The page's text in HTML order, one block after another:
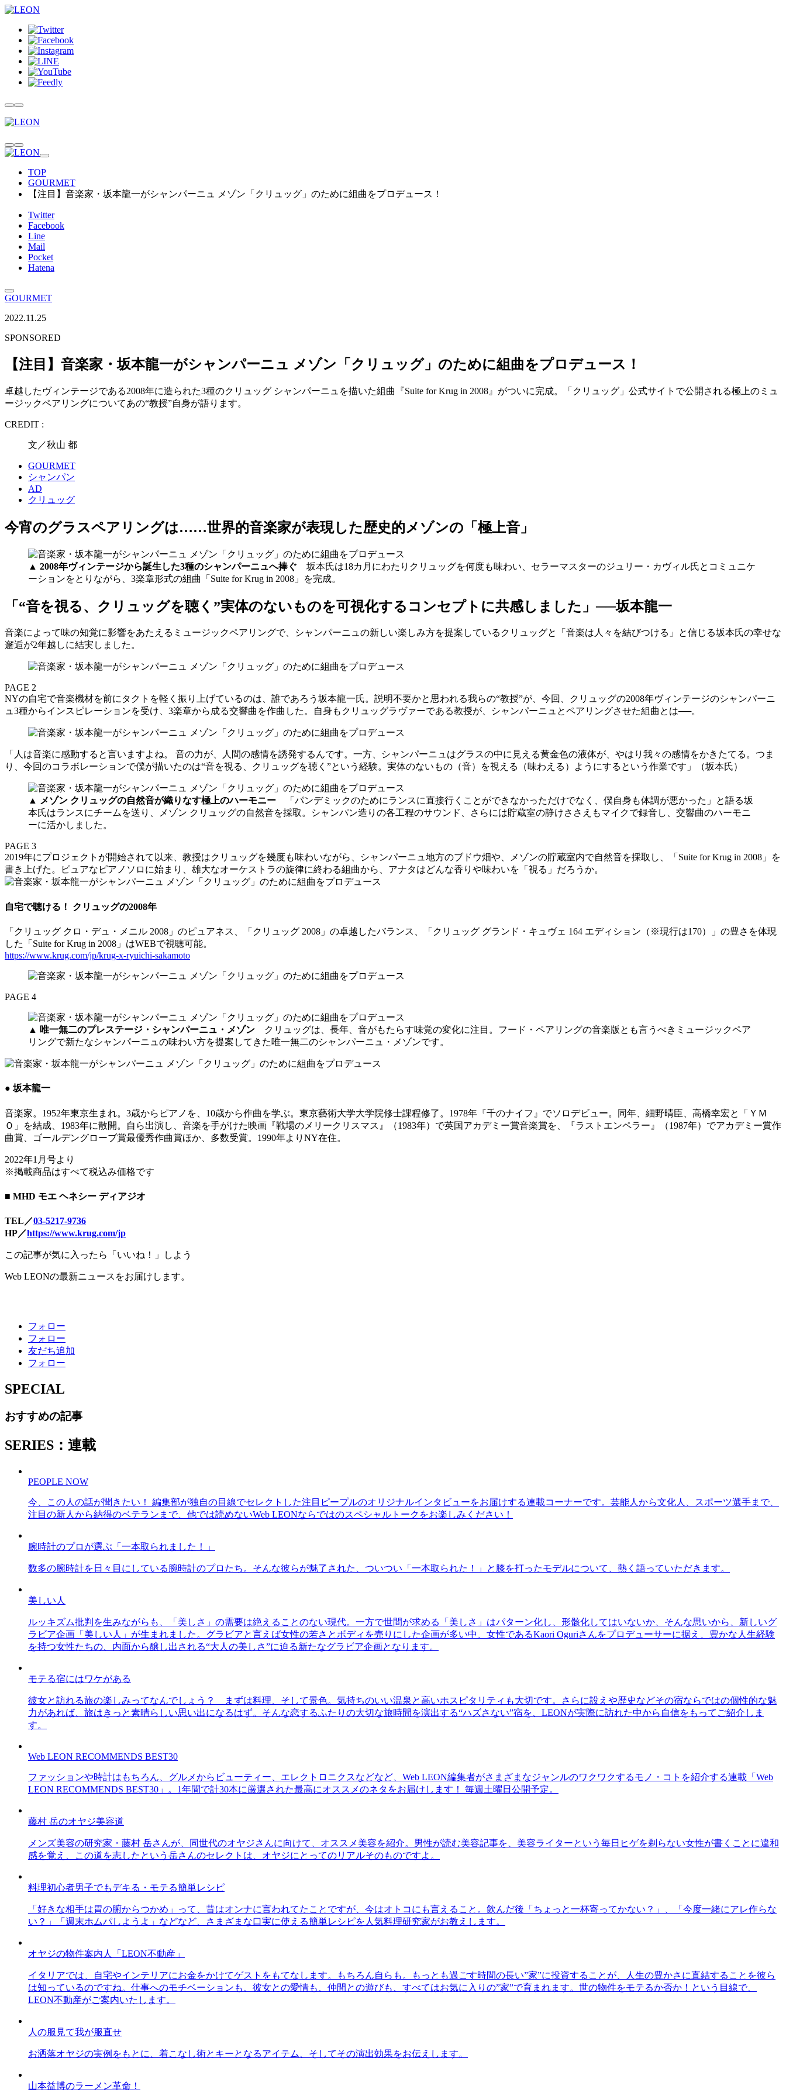
TOP
GOURMET
【注目】音楽家・坂本龍一がシャンパーニュ メゾン「クリュッグ」のために組曲をプロデュース！
Twitter
Facebook
Line
Mail
Pocket
Hatena
GOURMET
2022.11.25
SPONSORED
【注目】音楽家・坂本龍一がシャンパーニュ メゾン「クリュッグ」のために組曲をプロデュース！
卓越したヴィンテージである2008年に造られた3種のクリュッグ シャンパーニュを描いた組曲『Suite for Krug in 2008』がついに完成。「クリュッグ」公式サイトで公開される極上のミュ
ージックペアリングについてあの“教授”自身が語ります。
CREDIT :
文／秋山 都
GOURMET
シャンパン
AD
クリュッグ
今宵のグラスペアリングは……世界的音楽家が表現した歴史的メゾンの「極上音」
▲ 2008年ヴィンテージから誕生した3種のシャンパーニュへ捧ぐ 坂本氏は18カ月にわたりクリュッグを何度も味わい、セラーマスターのジュリー・カヴィル氏とコミュニケ
ーションをとりながら、3楽章形式の組曲「Suite for Krug in 2008」を完成。
「“音を視る、クリュッグを聴く”実体のないものを可視化するコンセプトに共感しました」──坂本龍一
音楽によって味の知覚に影響をあたえるミュージックペアリングで、シャンパーニュの新しい楽しみ方を提案しているクリュッグと「音楽は人々を結びつける」と信じる坂本氏の幸せな
邂逅が2年越しに結実しました。
PAGE 2
NYの自宅で音楽機材を前にタクトを軽く振り上げているのは、誰であろう坂本龍一氏。説明不要かと思われる我らの“教授”が、今回、クリュッグの2008年ヴィンテージのシャンパーニ
ュ3種からインスピレーションを受け、3楽章から成る交響曲を作曲した。自身もクリュッグラヴァーである教授が、シャンパーニュとペアリングさせた組曲とは──。
「人は音楽に感動すると言いますよね。 音の力が、人間の感情を誘発するんです。一方、シャンパーニュはグラスの中に見える黄金色の液体が、やはり我々の感情をかきたてる。つま
り、今回のコラボレーションで僕が描いたのは“音を視る、クリュッグを聴く”という経験。実体のないもの（音）を視える（味わえる）ようにするという作業です」（坂本氏）
▲ メゾン クリュッグの自然音が織りなす極上のハーモニー
「パンデミックのためにランスに直接行くことができなかっただけでなく、僕自身も体調が悪かった」と語る坂
本氏はランスにチームを送り、メゾン クリュッグの自然音を採取。シャンパン造りの各工程のサウンド、さらには貯蔵室の静けささえもマイクで録音し、交響曲のハーモニ
ーに活かしました。
PAGE 3
2019年にプロジェクトが開始されて以来、教授はクリュッグを幾度も味わいながら、シャンパーニュ地方のブドウ畑や、メゾンの貯蔵室内で自然音を採取し、「Suite for Krug in 2008」を
書き上げた。ピュアなピアノソロに始まり、雄大なオーケストラの旋律に終わる組曲から、アナタはどんな香りや味わいを「視る」だろうか。
自宅で聴ける！ クリュッグの2008年
「クリュッグ クロ・デュ・メニル 2008」のピュアネス、「クリュッグ 2008」の卓越したバランス、「クリュッグ グランド・キュヴェ 164 エディション（※現行は170）」の豊さを体現
した「Suite for Krug in 2008」はWEBで視聴可能。
https://www.krug.com/jp/krug-x-ryuichi-sakamoto
PAGE 4
▲ 唯一無二のプレステージ・シャンパーニュ・メゾン
クリュッグは、長年、音がもたらす味覚の変化に注目。フード・ペアリングの音楽版とも言うべきミュージックペア
リングで新たなシャンパーニュの味わい方を提案してきた唯一無二のシャンパーニュ・メゾンです。
● 坂本龍一
音楽家。1952年東京生まれ。3歳からピアノを、10歳から作曲を学ぶ。東京藝術大学大学院修士課程修了。1978年『千のナイフ』でソロデビュー。同年、細野晴臣、高橋幸宏と「ＹＭ
Ｏ」を結成、1983年に散開。自ら出演し、音楽を手がけた映画『戦場のメリークリスマス』（1983年）で英国アカデミー賞音楽賞を、『ラストエンペラー』（1987年）でアカデミー賞作
曲賞、ゴールデングローブ賞最優秀作曲賞ほか、多数受賞。1990年よりNY在住。
2022年1月号より
※掲載商品はすべて税込み価格です
■ MHD モエ ヘネシー ディアジオ
TEL／03-5217-9736
HP／https://www.krug.com/jp
この記事が気に入ったら「いいね！」しよう
Web LEONの最新ニュースをお届けします。
フォロー
フォロー
友だち追加
フォロー
SPECIAL
おすすめの記事
SERIES：連載
PEOPLE NOW
今、この人の話が聞きたい！ 編集部が独自の目線でセレクトした注目ピープルのオリジナルインタビューをお届けする連載コーナーです。芸能人から文化人、スポーツ選手まで、
注目の新人から納得のベテランまで、他では読めないWeb LEONならではのスペシャルトークをお楽しみください！
腕時計のプロが選ぶ「一本取られました！」
数多の腕時計を日々目にしている腕時計のプロたち。そんな彼らが魅了された、ついつい「一本取られた！」と膝を打ったモデルについて、熱く語っていただきます。
美しい人
ルッキズム批判を生みながらも、「美しさ」の需要は絶えることのない現代。一方で世間が求める「美しさ」はパターン化し、形骸化してはいないか、そんな思いから、新しいグ
ラビア企画「美しい人」が生まれました。グラビアと言えば女性の若さとボディを売りにした企画が多い中、女性であるKaori Oguriさんをプロデューサーに据え、豊かな人生経験
を持つ女性たちの、内面から醸し出される“大人の美しさ”に迫る新たなグラビア企画となります。
モテる宿にはワケがある
彼女と訪れる旅の楽しみってなんでしょう？ まずは料理、そして景色。気持ちのいい温泉と高いホスピタリティも大切です。さらに設えや歴史などその宿ならではの個性的な魅
力があれば、旅はきっと素晴らしい思い出になるはず。そんな恋するふたりの大切な旅時間を演出する“ハズさない”宿を、LEONが実際に訪れた中から自信をもってご紹介しま
す。
Web LEON RECOMMENDS BEST30
ファッションや時計はもちろん、グルメからビューティー、エレクトロニクスなどなど、Web LEON編集者がさまざまなジャンルのワクワクするモノ・コトを紹介する連載「Web
LEON RECOMMENDS BEST30」。1年間で計30本に厳選された最高にオススメのネタをお届けします！ 毎週土曜日公開予定。
藤村 岳のオヤジ美容道
メンズ美容の研究家・藤村 岳さんが、同世代のオヤジさんに向けて、オススメ美容を紹介。男性が読む美容記事を、美容ライターという毎日ヒゲを剃らない女性が書くことに違和
感を覚え、この道を志したという岳さんのセレクトは、オヤジにとってのリアルそのものですよ。
料理初心者男子でもデキる・モテる簡単レシピ
「好きな相手は胃の腑からつかめ」って、昔はオンナに言われてたことですが、今はオトコにも言えること。飲んだ後「ちょっと一杯寄ってかない？」、「今度一緒にアレ作らな
い？」「週末ホムパしようよ」などなど、さまざまな口実に使える簡単レシピを人気料理研究家がお教えします。
オヤジの物件案内人「LEON不動産」
イタリアでは、自宅やインテリアにお金をかけてゲストをもてなします。もちろん自らも。もっとも過ごす時間の長い”家”に投資することが、人生の豊かさに直結することを彼ら
は知っているのですね。仕事へのモチベーションも、彼女との愛情も、仲間との遊びも、すべてはお気に入りの”家”で育まれます。世の物件をモテるか否か！という目線で、
LEON不動産がご案内いたします。
人の服見て我が服直せ
お洒落オヤジの実例をもとに、着こなし術とキーとなるアイテム、そしてその演出効果をお伝えします。
山本益博のラーメン革命！